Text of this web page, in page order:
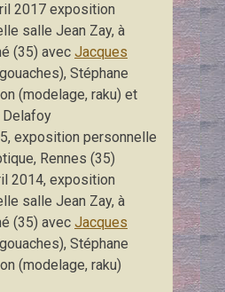
2017 exposition
salle Jean Zay, à
(35) avec Jacques
Stéphane
(modelage, raku) et
exposition personnelle
Rennes (35)
2014, exposition
salle Jean Zay, à
(35) avec Jacques
Stéphane
(modelage, raku)